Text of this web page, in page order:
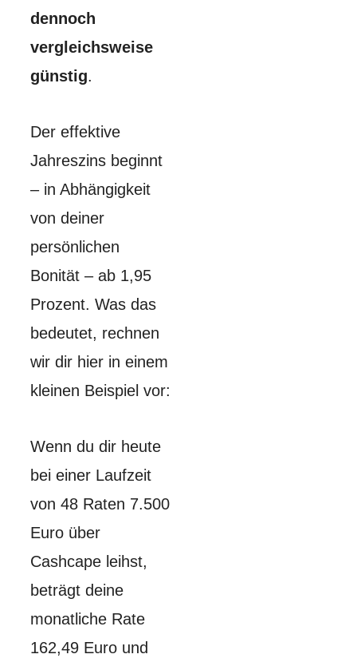
dennoch
vergleichsweise
günstig.
Der effektive
Jahreszins beginnt
– in Abhängigkeit
von deiner
persönlichen
Bonität – ab 1,95
Prozent. Was das
bedeutet, rechnen
wir dir hier in einem
kleinen Beispiel vor:
Wenn du dir heute
bei einer Laufzeit
von 48 Raten 7.500
Euro über
Cashcape leihst,
beträgt deine
monatliche Rate
162,49 Euro und